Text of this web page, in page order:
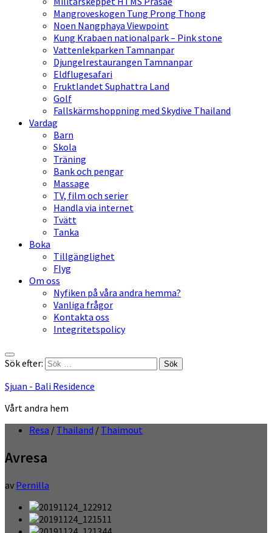
Mangroveskogen Tung Prong Thong
Noen Nangphaya Viewpoint
Kung Krabaen nationalpark – Pink stone
Vattenlekparken Tamnanpar
Djungelrestaurangen Tamnanpar
Eldflugesafari
Fruktlandet Suphattra Land
Golf
Fallskärmshoppning med Skydive Thailand
Vardag
Barn
Skola
Träning
Bank och pengar
Massage
TV, film och serier
Handla via internet
Tvätt
Tanka
Boka
Tillgänglighet
Flyg
Om oss
Nyfiken på våra andra hemma?
Vanliga frågor
Kontakta oss
Integritetspolicy
Sök efter:
Sjuan - Bali Residence
Vårt andra hem
Resa / Thailand / Thaimout
Avresa
av Pernilla